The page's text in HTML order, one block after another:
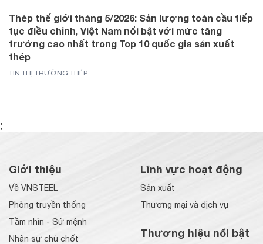
Thép thế giới tháng 5/2026: Sản lượng toàn cầu tiếp
tục điều chỉnh, Việt Nam nổi bật với mức tăng
trưởng cao nhất trong Top 10 quốc gia sản xuất
thép
TIN THỊ TRƯỜNG THÉP
;
Giới thiệu
Về VNSTEEL
Phòng truyền thống
Tầm nhìn - Sứ mệnh
Nhân sự chủ chốt
Lĩnh vực hoạt động
Sản xuất
Thương mại và dịch vụ
Thương hiệu nổi bật